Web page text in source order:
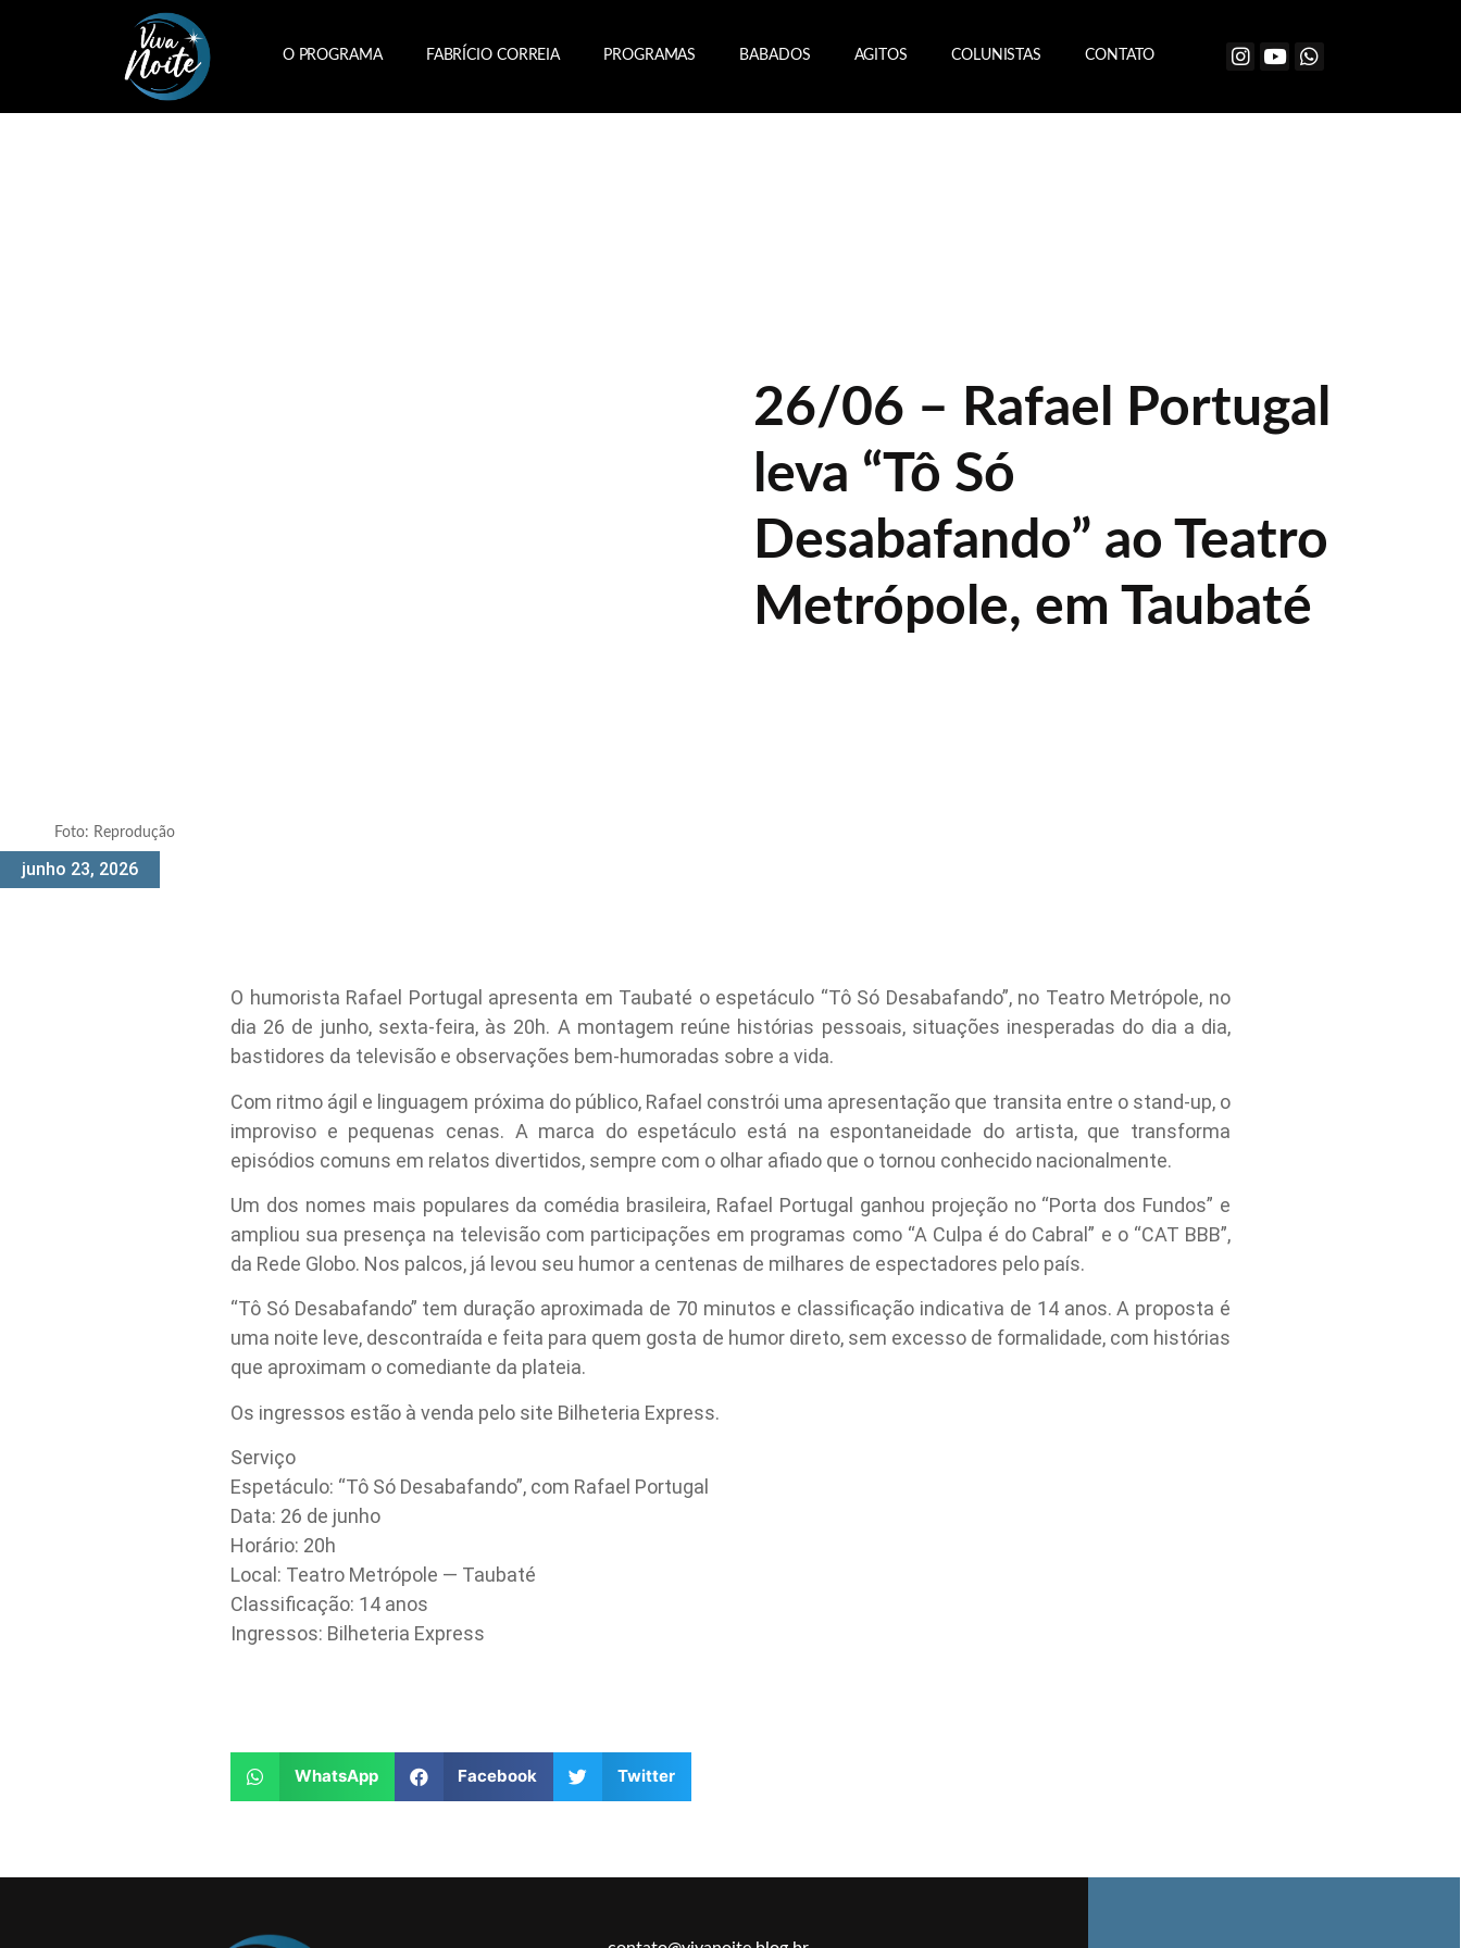
O PROGRAMA FABRÍCIO CORREIA PROGRAMAS BABADOS AGITOS COLUNISTAS CONTATO
Foto: Reprodução
junho 23, 2026
26/06 – Rafael Portugal
leva “Tô Só
Desabafando” ao Teatro
Metrópole, em Taubaté
O humorista Rafael Portugal apresenta em Taubaté o espetáculo “Tô Só Desabafando”, no Teatro Metrópole, no
dia 26 de junho, sexta-feira, às 20h. A montagem reúne histórias pessoais, situações inesperadas do dia a dia,
bastidores da televisão e observações bem-humoradas sobre a vida.
Com ritmo ágil e linguagem próxima do público, Rafael constrói uma apresentação que transita entre o stand-up, o
improviso e pequenas cenas. A marca do espetáculo está na espontaneidade do artista, que transforma
episódios comuns em relatos divertidos, sempre com o olhar afiado que o tornou conhecido nacionalmente.
Um dos nomes mais populares da comédia brasileira, Rafael Portugal ganhou projeção no “Porta dos Fundos” e
ampliou sua presença na televisão com participações em programas como “A Culpa é do Cabral” e o “CAT BBB”,
da Rede Globo. Nos palcos, já levou seu humor a centenas de milhares de espectadores pelo país.
“Tô Só Desabafando” tem duração aproximada de 70 minutos e classificação indicativa de 14 anos. A proposta é
uma noite leve, descontraída e feita para quem gosta de humor direto, sem excesso de formalidade, com histórias
que aproximam o comediante da plateia.
Os ingressos estão à venda pelo site Bilheteria Express.
Serviço
Espetáculo: “Tô Só Desabafando”, com Rafael Portugal
Data: 26 de junho
Horário: 20h
Local: Teatro Metrópole — Taubaté
Classificação: 14 anos
Ingressos: Bilheteria Express
WhatsApp Facebook Twitter